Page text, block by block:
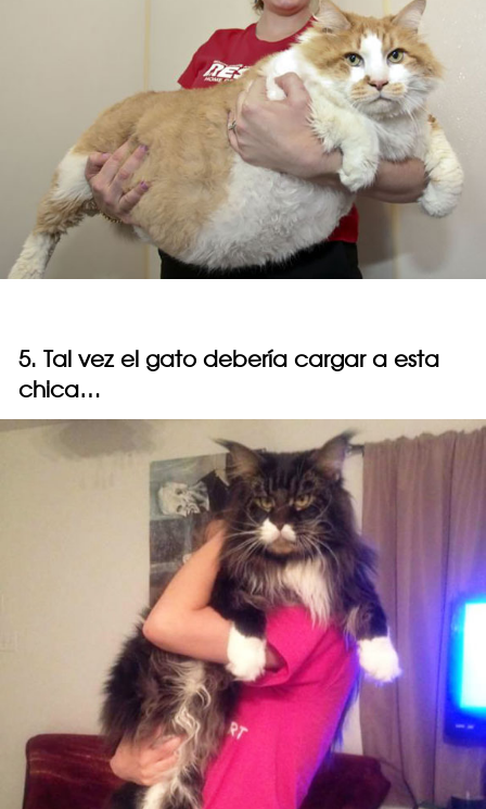
5. Tal vez el gato debería cargar a esta
chica…